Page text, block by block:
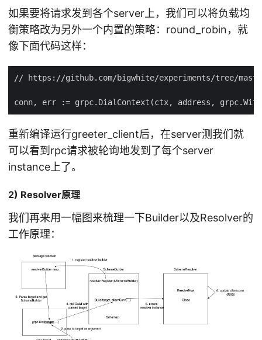
如果要将请求发到各个server上，我们可以将负载均
衡策略改为另外一个内置的策略：round_robin，就
像下面代码这样：
重新编译运行greeter_client后，在server测我们就
可以看到rpc请求被轮询地发到了每个server
instance上了。
2) Resolver原理
我们再来用一幅图来梳理一下Builder以及Resolver的
工作原理：